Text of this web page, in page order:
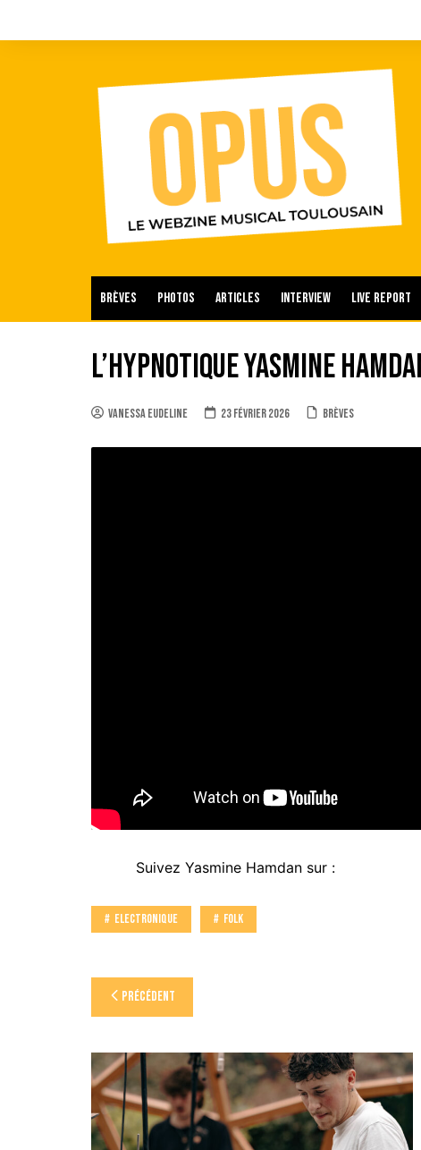
Brèves Photos Articles Interview Live report
L’hypnotique Yasmine
Vanessa Eudeline 23 février 2026 Brèves
Suivez Yasmine Hamdan sur :
Electronique Folk
Navigation
de
l’article
Précédent